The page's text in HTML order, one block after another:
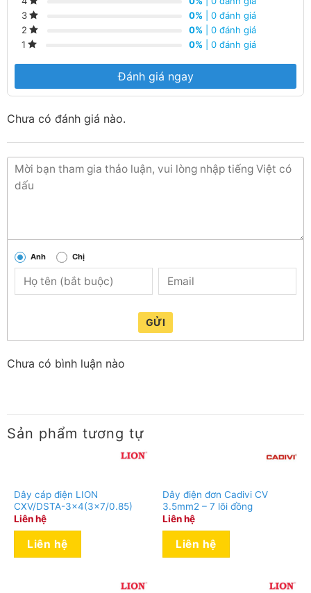
3
0% | 0 đánh giá
2
0% | 0 đánh giá
1
0% | 0 đánh giá
Đánh giá ngay
Chưa có đánh giá nào.
Anh Chị
GỬI
Chưa có bình luận nào
Sản phẩm tương tự
Dây cáp điện LION
CXV/DSTA-3×4(3×7/0.85)
Liên hệ
Liên hệ
Dây điện đơn Cadivi CV
3.5mm2 – 7 lõi đồng
Liên hệ
Liên hệ